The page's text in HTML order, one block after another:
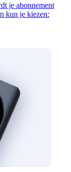
je abonnement
kun je kiezen: